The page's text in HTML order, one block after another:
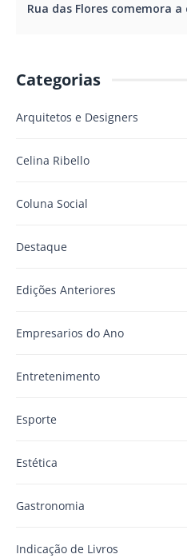
Categorias
Arquitetos e Designers
Celina Ribello
Coluna Social
Destaque
Edições Anteriores
Empresarios do Ano
Entretenimento
Esporte
Estética
Gastronomia
Indicação de Livros